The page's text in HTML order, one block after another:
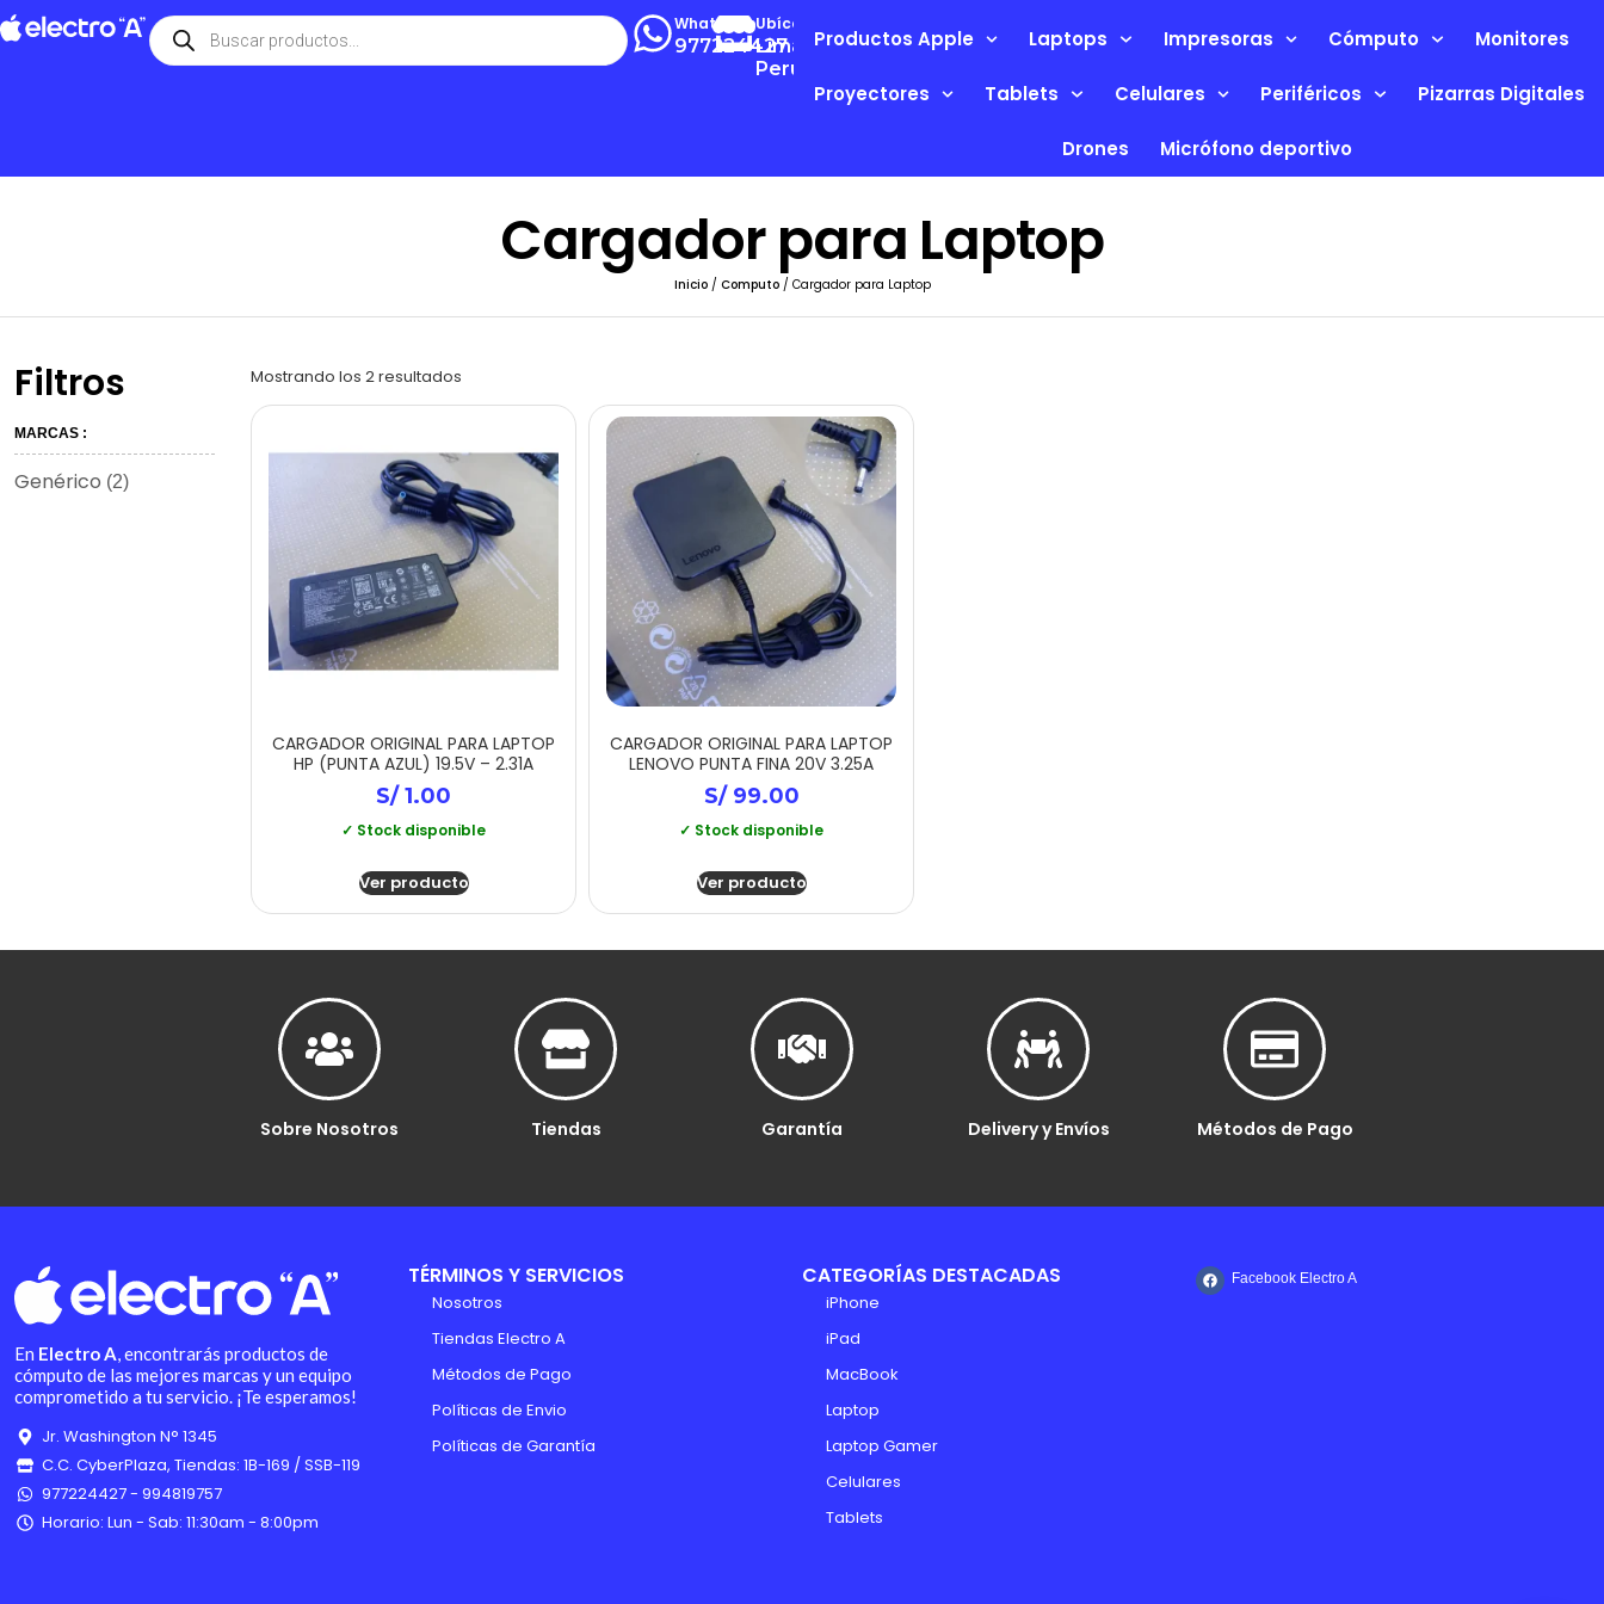
Whatsapp
977224427
Ubícanos
Lima-
Perú
Productos Apple Laptops Impresoras Cómputo Monitores
Proyectores Tablets Celulares Periféricos Pizarras Digitales
Drones Micrófono deportivo
Cargador para Laptop
Inicio/ Computo/ Cargador para Laptop
Filtros
MARCAS :
Genérico (2)
Mostrando los 2 resultados
CARGADOR ORIGINAL PARA LAPTOP
HP (PUNTA AZUL) 19.5V – 2.31A
S/1.00
✓ Stock disponible
Ver producto
CARGADOR ORIGINAL PARA LAPTOP
LENOVO PUNTA FINA 20V 3.25A
S/99.00
✓ Stock disponible
Ver producto
Sobre Nosotros Tiendas Garantía Delivery y Envíos Métodos de Pago
En Electro A, encontrarás productos de
cómputo de las mejores marcas y un equipo
comprometido a tu servicio. ¡Te esperamos!
Jr. Washington N° 1345
C.C. CyberPlaza, Tiendas: 1B-169 / SSB-119
977224427 - 994819757
Horario: Lun - Sab: 11:30am - 8:00pm
TÉRMINOS Y SERVICIOS
Nosotros
Tiendas Electro A
Métodos de Pago
Políticas de Envio
Políticas de Garantía
CATEGORÍAS DESTACADAS
iPhone
iPad
MacBook
Laptop
Laptop Gamer
Celulares
Tablets
Facebook Electro A